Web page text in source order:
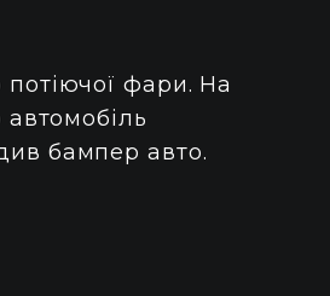
фари. На
бампер авто.